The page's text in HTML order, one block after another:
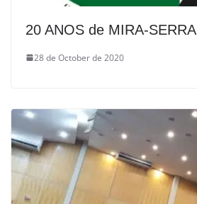
20 ANOS de MIRA-SERRA
28 de October de 2020